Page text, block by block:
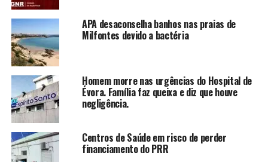
APA desaconselha banhos nas praias de
Milfontes devido a bactéria
Homem morre nas urgências do Hospital de
Évora. Família faz queixa e diz que houve
negligência.
Centros de Saúde em risco de perder
financiamento do PRR